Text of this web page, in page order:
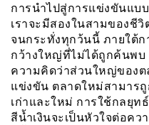
การนำไปสู่การแข่งขันแบ
เราจะมีสองในสามของชี
จนกระทั่งทุกว้นนี้ ภายใต้ก
กว้างใหญ่ที่ไม่ได้ถูกค้นพบ
ความคิดว่าส่วนใหญ่ของต
แข่งขัน ตลาดใหม่สามาร
เก่าและใหม่ การใช้กลยุท
สีน้ำเงินจะเป็นหัวใจต่อคว